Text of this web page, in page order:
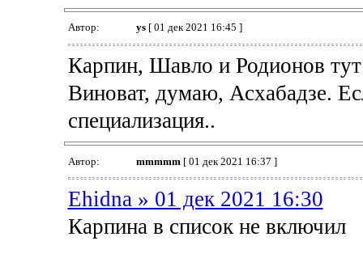
Автор: ys[ 01 дек 2021 16:45 ]
Карпин, Шавло и Родионов
Виноват, думаю, Асхабадзе.
специализация..
Автор: mmmmm [ 01 дек 2021 16:37 ]
Ehidna » 01 дек 2021 16:30
Карпина в список не включил